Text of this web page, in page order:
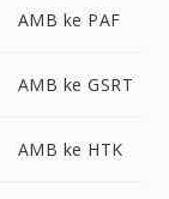
AMB ke PAF
AMB ke GSRT
AMB ke HTK